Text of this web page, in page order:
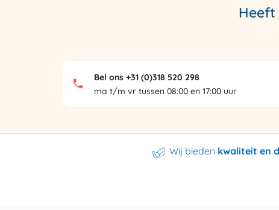
Heeft
Bel ons +31 (0)318 520 298
ma t/m vr tussen 08:00 en 17:00 uur
Wij bieden kwaliteit en